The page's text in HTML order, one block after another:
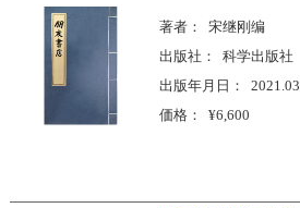
著者
宋继刚编
出版社
科学出版社
出版年月日
2021.03
価格
¥6,600